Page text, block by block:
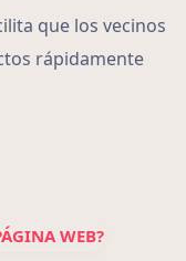
que los vecinos
rápidamente
WEB?